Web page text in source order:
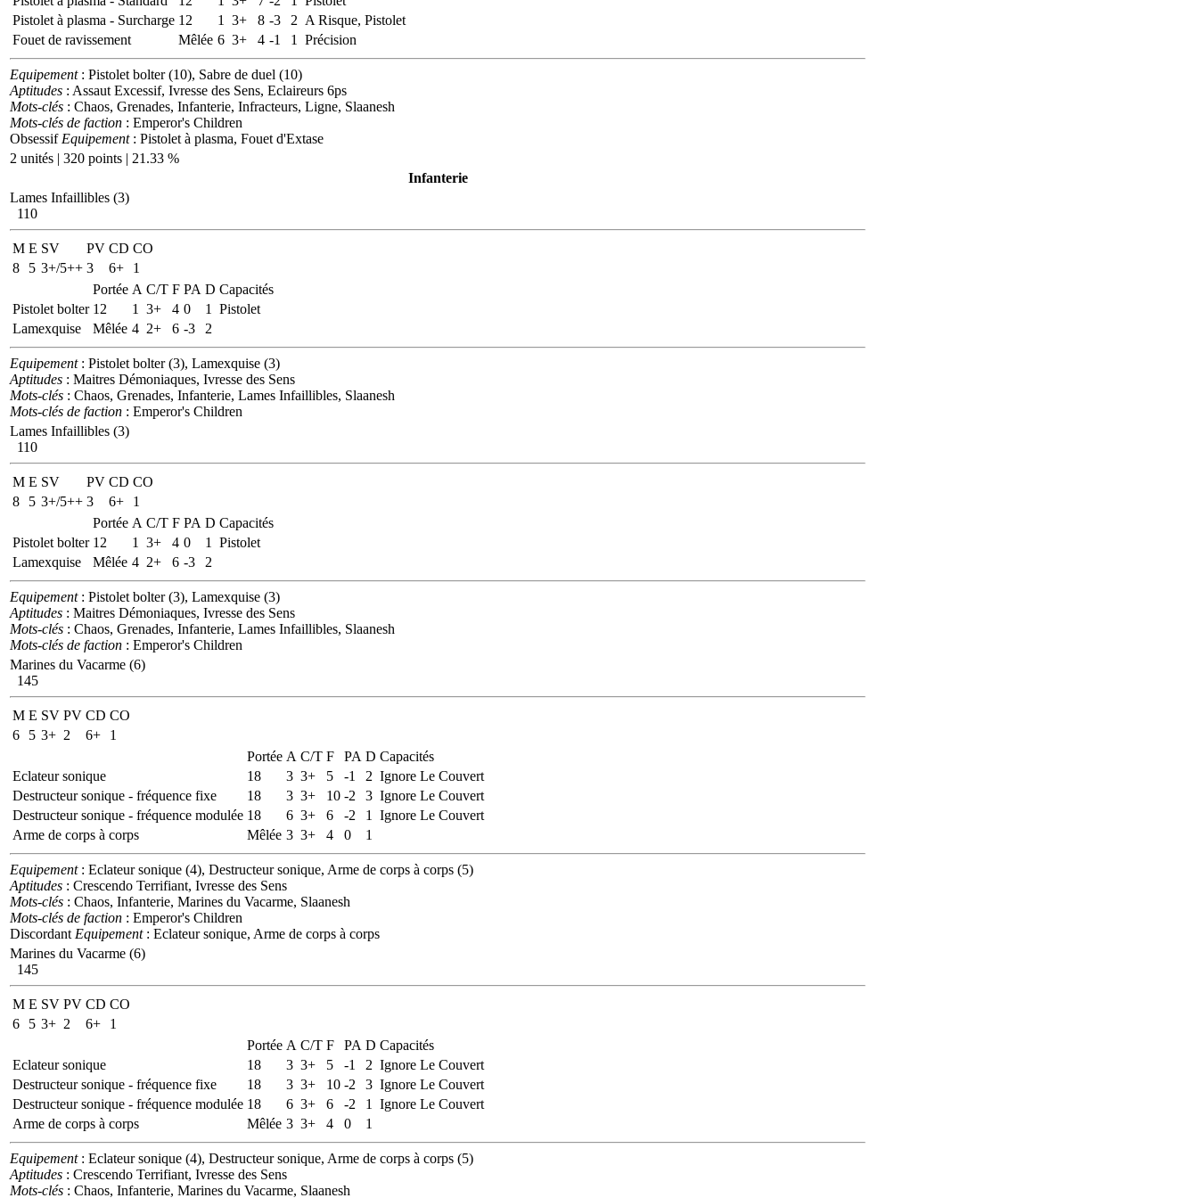
Pistolet à plasma - Surcharge 12 1 3+ 8 -3 2 A Risque, Pistolet
Fouet de ravissement
Mêlée 6 3+ 4 -1 1 Précision
Equipement: Pistolet bolter (10), Sabre de duel (10)
Aptitudes : Assaut Excessif, Ivresse des Sens, Eclaireurs 6ps
Mots-clés : Chaos, Grenades, Infanterie, Infracteurs, Ligne, Slaanesh
Mots-clés de faction : Emperor's Children
Obsessif Equipement: Pistolet à plasma, Fouet d'Extase
2 unités | 320 points | 21.33 %
Infanterie
Lames Infaillibles (3)
110
M E SV PV CD CO
8
5 3+/5++ 3 6+
1
Portée A C/T F PA D Capacités
Pistolet bolter 12 1 3+ 4 0 1
Pistolet
Lamexquise
Mêlée 4 2+ 6 -3 2
Equipement: Pistolet bolter (3), Lamexquise (3)
Aptitudes : Maitres Démoniaques, Ivresse des Sens
Mots-clés : Chaos, Grenades, Infanterie, Lames Infaillibles, Slaanesh
Mots-clés de faction : Emperor's Children
Lames Infaillibles (3)
110
M E SV PV CD CO
8
5 3+/5++ 3 6+
1
Portée A C/T F PA D Capacités
Pistolet bolter 12 1 3+ 4 0 1
Pistolet
Lamexquise
Mêlée 4 2+ 6 -3 2
Equipement: Pistolet bolter (3), Lamexquise (3)
Aptitudes : Maitres Démoniaques, Ivresse des Sens
Mots-clés : Chaos, Grenades, Infanterie, Lames Infaillibles, Slaanesh
Mots-clés de faction : Emperor's Children
Marines du Vacarme (6)
145
M E SV PV CD CO
6
5 3+ 2 6+
1
Portée A C/T F PA D Capacités
Eclateur sonique
18 3 3+ 5 -1 2 Ignore Le Couvert
Destructeur sonique - fréquence fixe
18 3 3+ 10 -2 3 Ignore Le Couvert
Destructeur sonique - fréquence modulée 18 6 3+ 6 -2 1
Ignore Le Couvert
Arme de corps à corps
Mêlée 3 3+ 4 0 1
Equipement: Eclateur sonique (4), Destructeur sonique, Arme de corps à corps (5)
Aptitudes : Crescendo Terrifiant, Ivresse des Sens
Mots-clés : Chaos, Infanterie, Marines du Vacarme, Slaanesh
Mots-clés de faction : Emperor's Children
Discordant Equipement: Eclateur sonique, Arme de corps à corps
Marines du Vacarme (6)
145
M E SV PV CD CO
6
5 3+ 2 6+
1
Portée A C/T F PA D Capacités
Eclateur sonique
18 3 3+ 5 -1 2 Ignore Le Couvert
Destructeur sonique - fréquence fixe
18 3 3+ 10 -2 3 Ignore Le Couvert
Destructeur sonique - fréquence modulée 18 6 3+ 6 -2 1
Ignore Le Couvert
Arme de corps à corps
Mêlée 3 3+ 4 0 1
Equipement: Eclateur sonique (4), Destructeur sonique, Arme de corps à corps (5)
Aptitudes : Crescendo Terrifiant, Ivresse des Sens
Mots-clés : Chaos, Infanterie, Marines du Vacarme, Slaanesh